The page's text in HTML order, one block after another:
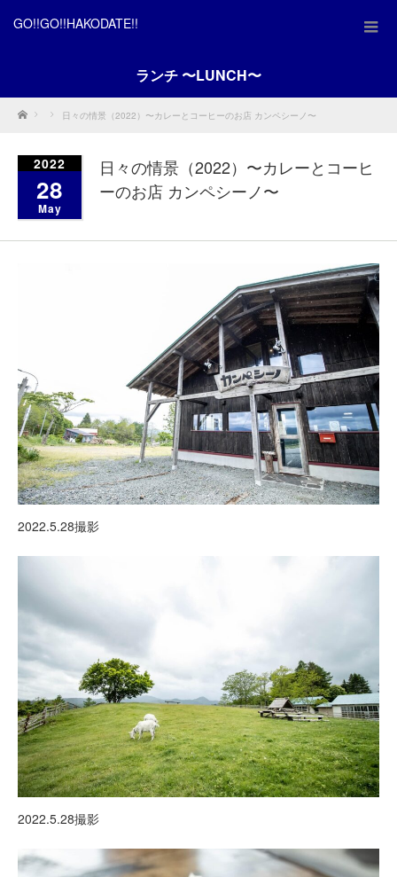
GO!!GO!!HAKODATE!!
ランチ 〜LUNCH〜
Home 日々の情景（2022）〜カレーとコーヒーのお店 カンペシーノ〜
2022
28
May
日々の情景（2022）〜カレーとコーヒ
ーのお店 カンペシーノ〜
2022.5.28撮影
2022.5.28撮影